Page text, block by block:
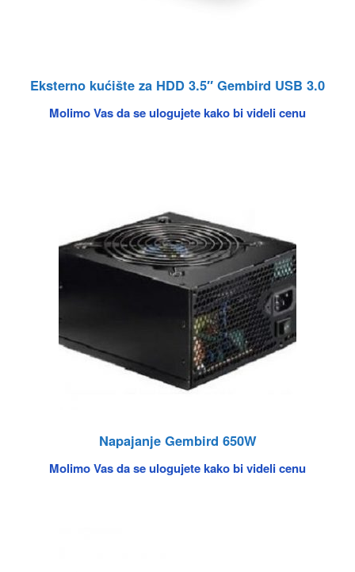
Eksterno kućište za HDD 3.5″ Gembird USB 3.0
Molimo Vas da se ulogujete kako bi videli cenu
Napajanje Gembird 650W
Molimo Vas da se ulogujete kako bi videli cenu